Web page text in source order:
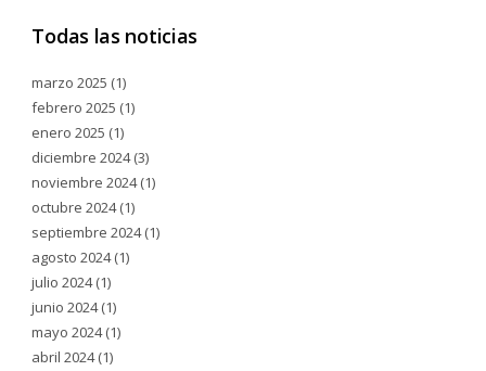
Todas las noticias
marzo 2025 (1)
febrero 2025 (1)
enero 2025 (1)
diciembre 2024(3)
noviembre 2024(1)
octubre 2024(1)
septiembre 2024(1)
agosto 2024(1)
julio 2024(1)
junio 2024(1)
mayo 2024(1)
abril 2024(1)